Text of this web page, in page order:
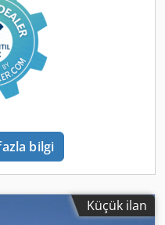
bilgi
Küçük ilan